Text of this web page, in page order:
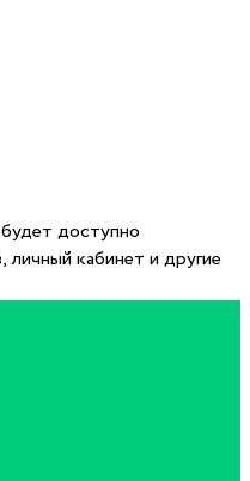
доступно
личный кабинет и другие